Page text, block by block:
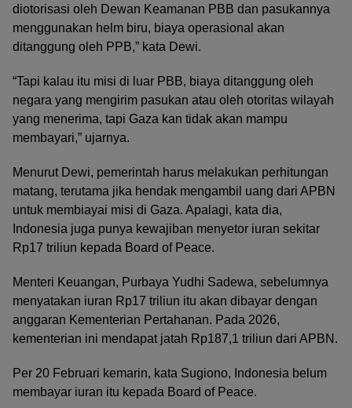
diotorisasi oleh Dewan Keamanan PBB dan pasukannya
menggunakan helm biru, biaya operasional akan
ditanggung oleh PPB,” kata Dewi.
“Tapi kalau itu misi di luar PBB, biaya ditanggung oleh
negara yang mengirim pasukan atau oleh otoritas wilayah
yang menerima, tapi Gaza kan tidak akan mampu
membayari,” ujarnya.
Menurut Dewi, pemerintah harus melakukan perhitungan
matang, terutama jika hendak mengambil uang dari APBN
untuk membiayai misi di Gaza. Apalagi, kata dia,
Indonesia juga punya kewajiban menyetor iuran sekitar
Rp17 triliun kepada Board of Peace.
Menteri Keuangan, Purbaya Yudhi Sadewa, sebelumnya
menyatakan iuran Rp17 triliun itu akan dibayar dengan
anggaran Kementerian Pertahanan. Pada 2026,
kementerian ini mendapat jatah Rp187,1 triliun dari APBN.
Per 20 Februari kemarin, kata Sugiono, Indonesia belum
membayar iuran itu kepada Board of Peace.